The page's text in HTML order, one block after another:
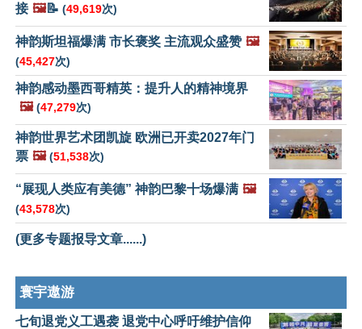
接 🖼️📝 (49,619次)
神韵斯坦福爆满 市长褒奖 主流观众盛赞 🖼️
(45,427次)
神韵感动墨西哥精英：提升人的精神境界
🖼️ (47,279次)
神韵世界艺术团凯旋 欧洲已开卖2027年门
票 🖼️ (51,538次)
“展现人类应有美德” 神韵巴黎十场爆满 🖼️
(43,578次)
(更多专题报导文章......)
寰宇遨游
七旬退党义工遇袭 退党中心呼吁维护信仰